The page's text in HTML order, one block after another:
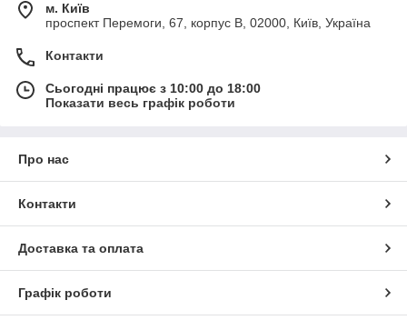
м. Київ
проспект Перемоги, 67, корпус В, 02000, Київ, Україна
Контакти
Сьогодні працює з 10:00 до 18:00
Показати весь графік роботи
Про нас
Контакти
Доставка та оплата
Графік роботи